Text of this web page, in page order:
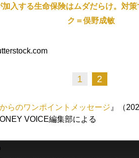
加入する生命保険はムダだらけ。対
ク＝俣野成敏
1 2
らのワンポイントメッセージ 』（
VOICE編集部による